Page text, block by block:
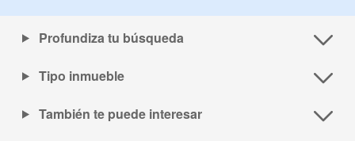
Profundiza tu búsqueda
Tipo inmueble
También te puede interesar